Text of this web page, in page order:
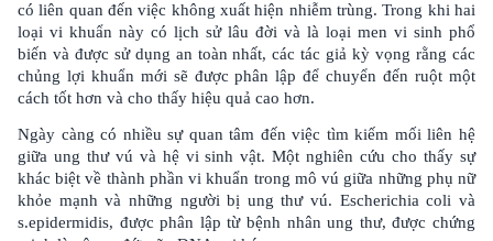
có liên quan đến việc không xuất hiện nhiễm trùng. Trong khi hai
loại vi khuẩn này có lịch sử lâu đời và là loại men vi sinh phổ
biến và được sử dụng an toàn nhất, các tác giả kỳ vọng rằng các
chủng lợi khuẩn mới sẽ được phân lập để chuyển đến ruột một
cách tốt hơn và cho thấy hiệu quả cao hơn.
Ngày càng có nhiều sự quan tâm đến việc tìm kiếm mối liên hệ
giữa ung thư vú và hệ vi sinh vật. Một nghiên cứu cho thấy sự
khác biệt về thành phần vi khuẩn trong mô vú giữa những phụ nữ
khỏe mạnh và những người bị ung thư vú. Escherichia coli và
s.epidermidis, được phân lập từ bệnh nhân ung thư, được chứng